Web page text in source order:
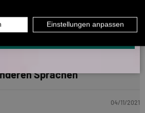
Stück Wachs für das Geld. Die perfekte
Sprachen
04/11/2021
WHATSAPP? KEIN PROBLEM!
SCHICKE UNS DIE VORGESCHRIEBENE NACHRICHT,
Einstellungen anpassen